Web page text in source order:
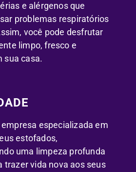
e alérgenos que
problemas respiratórios
você pode desfrutar
limpo, fresco e
sua casa.
especializada em
estofados,
uma limpeza profunda
trazer vida nova aos seus